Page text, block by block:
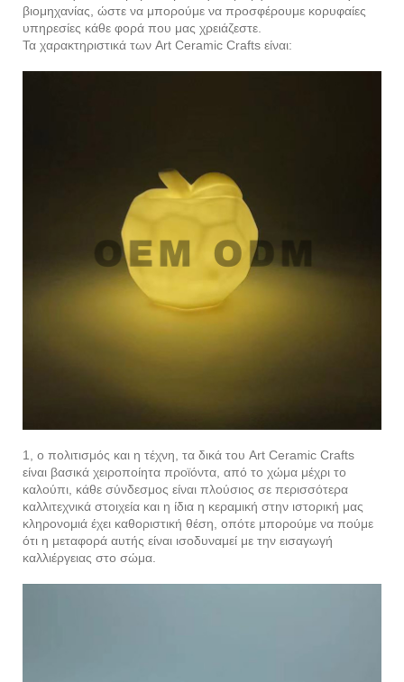
βιομηχανίας, ώστε να μπορούμε να προσφέρουμε κορυφαίες
υπηρεσίες κάθε φορά που μας χρειάζεστε.
Τα χαρακτηριστικά των Art Ceramic Crafts είναι:
1, ο πολιτισμός και η τέχνη, τα δικά του Art Ceramic Crafts
είναι βασικά χειροποίητα προϊόντα, από το χώμα μέχρι το
καλούπι, κάθε σύνδεσμος είναι πλούσιος σε περισσότερα
καλλιτεχνικά στοιχεία και η ίδια η κεραμική στην ιστορική μας
κληρονομιά έχει καθοριστική θέση, οπότε μπορούμε να πούμε
ότι η μεταφορά αυτής είναι ισοδυναμεί με την εισαγωγή
καλλιέργειας στο σώμα.